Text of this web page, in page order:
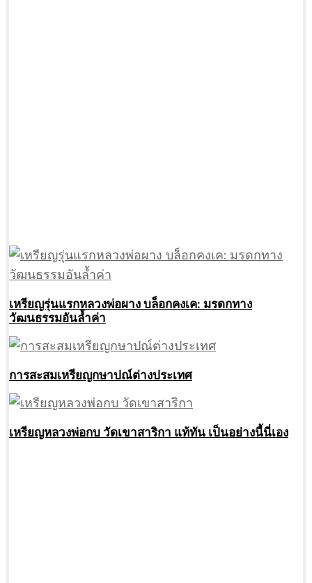
เหรียญรุ่นแรกหลวงพ่อผาง บล็อกคงเค: มรดกทาง
วัฒนธรรมอันล้ำค่า
การสะสมเหรียญกษาปณ์ต่างประเทศ
เหรียญหลวงพ่อกบ วัดเขาสาริกา แท้ทัน เป็นอย่างนี้นี่เอง